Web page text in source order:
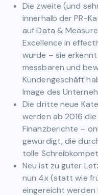
Die zweite (und
innerhalb der PR-
auf Data &
Excellence in
wurde – sie
messbaren und
Kundengeschäft
Image des
Die dritte neue
werden ab 2016
Finanzberichte –
gewürdigt, die
tolle
Neu ist zu guter
nun 4x (statt wie
eingereicht werden